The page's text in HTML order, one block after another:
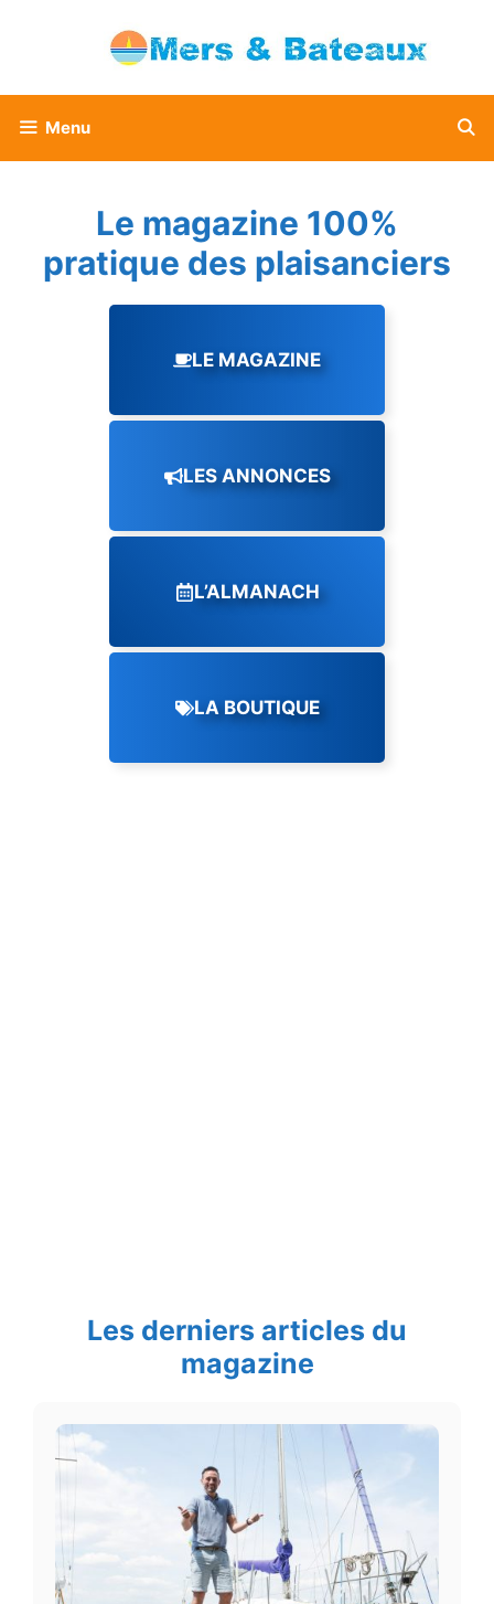
Menu
Le magazine 100%
pratique des plaisanciers
LE MAGAZINE
LES ANNONCES
L’ALMANACH
LA BOUTIQUE
Les derniers articles du
magazine